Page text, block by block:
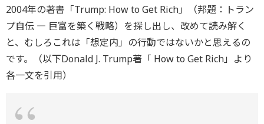
2004年の著書「Trump: How to Get Rich」（邦題：トラン
プ自伝 ― 巨富を築く戦略）を探し出し、改めて読み解く
と、むしろこれは「想定内」の行動ではないかと思えるの
です。（以下Donald J. Trump著「 How to Get Rich」より
各一文を引用）